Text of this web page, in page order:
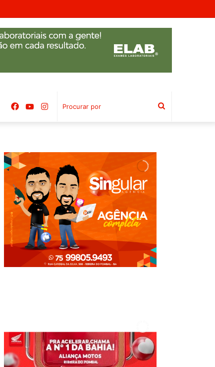
Procurar
Instagram
YouTube
Facebook